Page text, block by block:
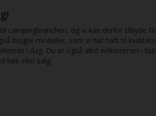
og vi kan derfor tilbyde
brugte modeller, som vi har haft til
i dag. Du er også altid velkommen i
køb eller salg.